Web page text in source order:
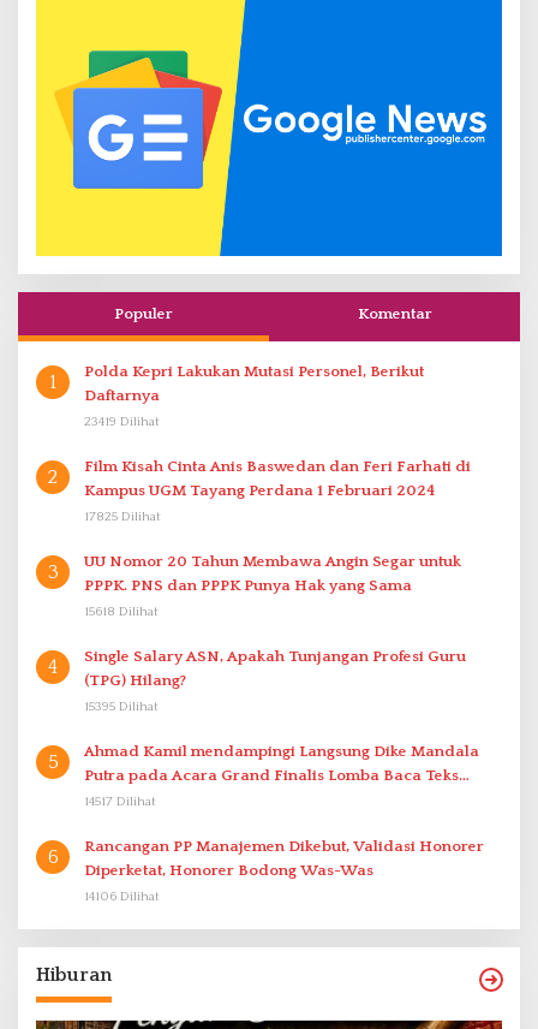
Populer Komentar
1
Polda Kepri Lakukan Mutasi Personel, Berikut
Daftarnya
23419 Dilihat
2
Film Kisah Cinta Anis Baswedan dan Feri Farhati di
Kampus UGM Tayang Perdana 1 Februari 2024
17825 Dilihat
3
UU Nomor 20 Tahun Membawa Angin Segar untuk
PPPK. PNS dan PPPK Punya Hak yang Sama
15618 Dilihat
4
Single Salary ASN, Apakah Tunjangan Profesi Guru
(TPG) Hilang?
15395 Dilihat
5
Ahmad Kamil mendampingi Langsung Dike Mandala
Putra pada Acara Grand Finalis Lomba Baca Teks
Proklamasi Mirip Bung Karno di Bali
14517 Dilihat
6
Rancangan PP Manajemen Dikebut, Validasi Honorer
Diperketat, Honorer Bodong Was-Was
14106 Dilihat
Hiburan